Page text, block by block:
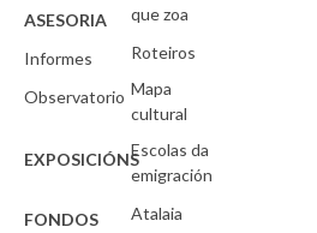
ASESORIA
Informes
Observatorio
EXPOSICIÓNS
FONDOS
que zoa
Roteiros
Mapa
cultural
Escolas da
emigración
Atalaia